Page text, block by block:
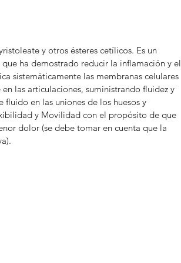
y otros ésteres cetílicos. Es un
que ha demostrado reducir la inflamación y el
sistemáticamente las membranas celulares
las articulaciones, suministrando fluidez y
en las uniones de los huesos y
y Movilidad con el propósito de que
dolor (se debe tomar en cuenta que la